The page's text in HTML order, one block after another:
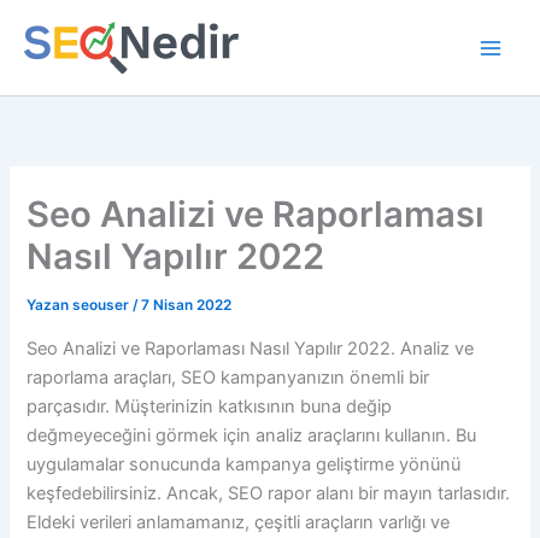
atla
Seo Analizi ve Raporlaması
Nasıl Yapılır 2022
Yazan seouser/7 Nisan 2022
Seo Analizi ve Raporlaması Nasıl Yapılır 2022. Analiz ve
raporlama araçları, SEO kampanyanızın önemli bir
parçasıdır. Müşterinizin katkısının buna değip
değmeyeceğini görmek için analiz araçlarını kullanın. Bu
uygulamalar sonucunda kampanya geliştirme yönünü
keşfedebilirsiniz. Ancak, SEO rapor alanı bir mayın tarlasıdır.
Eldeki verileri anlamamanız, çeşitli araçların varlığı ve